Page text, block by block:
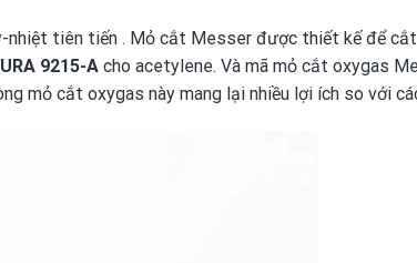
nhiệt tiên tiến . Mỏ cắt Messer được thiết kế để
9215-A cho acetylene. Và mã mỏ cắt oxygas
mỏ cắt oxygas này mang lại nhiều lợi ích so với